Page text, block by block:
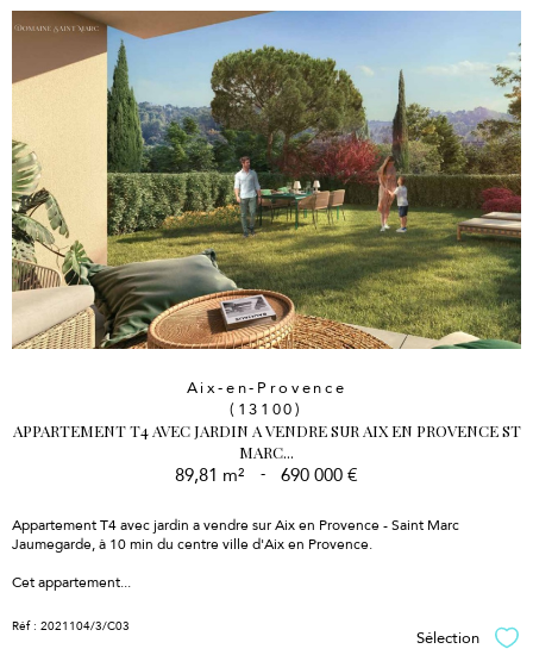
Aix-en-Provence
(13100)
APPARTEMENT T4 AVEC JARDIN A VENDRE SUR AIX EN PROVENCE ST
MARC...
89,81 m² - 690 000 €
Appartement T4 avec jardin a vendre sur Aix en Provence - Saint Marc
Jaumegarde, à 10 min du centre ville d'Aix en Provence.
Cet appartement...
Réf : 2021104/3/C03
Sélection